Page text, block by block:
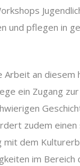
und pflegen in
Arbeit an
ein Zugang
zudem einen
mit dem
im